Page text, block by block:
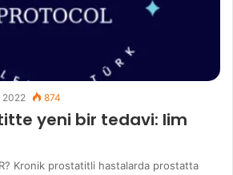
2022 874
yeni bir tedavi: lim
Kronik prostatitli hastalarda prostatta